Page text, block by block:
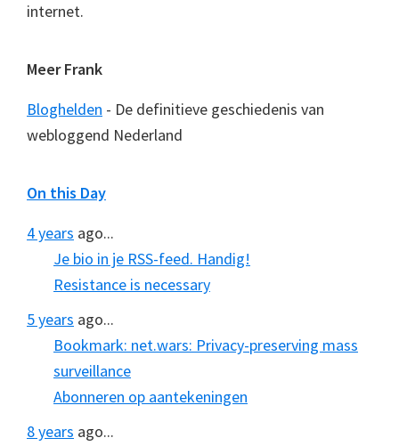
internet.
Meer Frank
Bloghelden - De definitieve geschiedenis van
webloggend Nederland
On this Day
4 years ago...
Je bio in je RSS-feed. Handig!
Resistance is necessary
5 years ago...
Bookmark: net.wars: Privacy-preserving mass
surveillance
Abonneren op aantekeningen
8 years ago...